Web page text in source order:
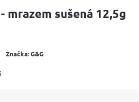
mrazem sušená 12,5g
Značka:G&G